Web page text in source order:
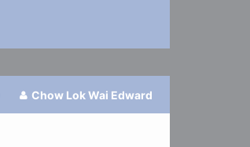
 Chow Lok Wai Edward